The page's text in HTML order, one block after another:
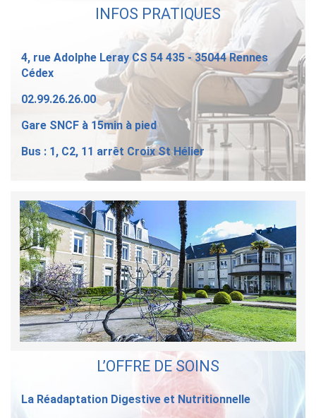
INFOS PRATIQUES
4, rue Adolphe Leray CS 54 435 - 35044 Rennes
Cédex
02.99.26.26.00
Gare SNCF à 15min à pied
Bus : 1, C2, 11 arrêt Croix St Hélier
L’OFFRE DE SOINS
La Réadaptation Digestive et Nutritionnelle